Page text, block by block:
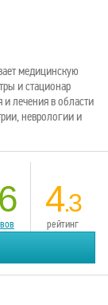
медицинскую
и стационар
лечения в области
неврологии и
4.3
рейтинг